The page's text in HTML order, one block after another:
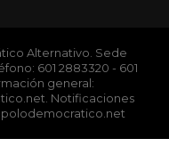
Alternativo. Sede
601 2883320 - 601
general:
Notificaciones